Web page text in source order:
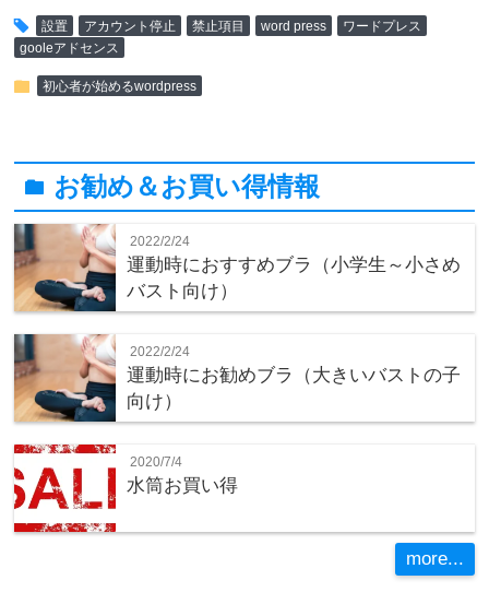
tag 設置 アカウント停止 禁止項目 word press
ワードプレス
gooleアドセンス
folder 初心者が始めるwordpress
folder お勧め＆お買い得情報
2022/2/24
運動時におすすめブラ（小学生～小さめ
バスト向け）
2022/2/24
運動時にお勧めブラ（大きいバストの子
向け）
2020/7/4
水筒お買い得
more...